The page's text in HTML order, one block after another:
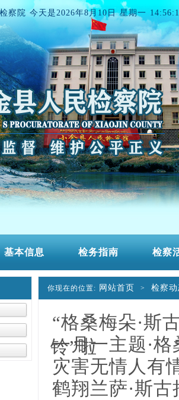
察院 今天是2026年8月10日 星期一
基本信息 检务指南 检察
你现在的位置: 网站首页 > 检察
“格桑梅朵·斯
铃”啦
一月一主题·
灾害无情人有
鹤翔兰萨·斯